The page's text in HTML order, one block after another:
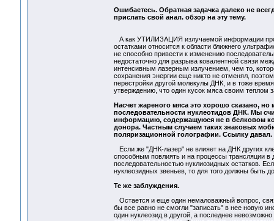
Ошибаетесь. Обратная задачка далеко не
прислать свой анал. обзор на эту тему.
А как УТИЛИЗАЦИЯ излучаемой информации
остатками относится к области ближнего
не способно привести к изменению
недостаточно для разрыва ковалентной связи
интенсивным лазерным излучением, чем то,
сохранения энергии еще никто не отменял,
перестройки другой молекулы ДНК, и в тоже
утверждению, что один кусок мяса своим теплом
Насчет жареного мяса это хорошо сказано,
последовательности нуклеотидов ДНК. Мы
информацию, содержащуюся не в белковом
донора. Частным случаем таких знаковых
поляризационной голографии. Ссылку давал.
Если же "ДНК-лазер" не влияет на ДНК других
способным повлиять и на процессы трансляции в
последовательностью нуклиозидных остатков.
нуклеозидных звеньев, то для того должны быть
Те же заблуждения.
Остается и еще один немаловажный вопрос,
бы все равно не смогли "записать" в нее новую
один нуклеозид в другой, а последнее